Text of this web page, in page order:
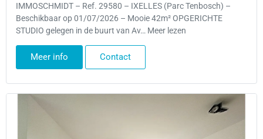
IMMOSCHMIDT – Ref. 29580 – IXELLES (Parc Tenbosch) –
Beschikbaar op 01/07/2026 – Mooie 42m² OPGERICHTE
STUDIO gelegen in de buurt van Av… Meer lezen
Meer info Contact